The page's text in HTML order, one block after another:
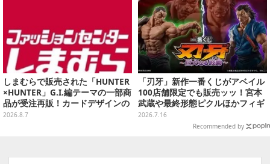
しまむらで販売された「HUNTER
×HUNTER」G.I.編テーマの一部商
品が受注再販！カードデザインの
キーホルダーや、キルアたちのセ
2026.8.7
「刃牙」新作一番くじがアベイル
100店舗限定でも販売ッッ！宮本
武蔵や最終形態ピクルほかフィギ
ュア4体、「烈海王のグルグルパ
2026.7.16
Recommended by